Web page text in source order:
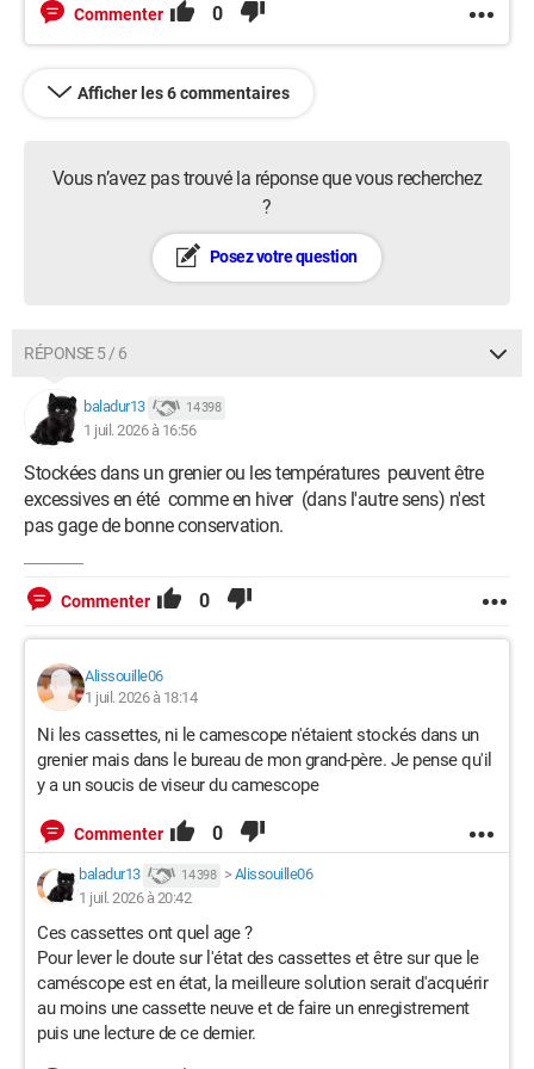
Commenter 0
Afficher les 6 commentaires
Vous n’avez pas trouvé la réponse que vous recherchez
?
Posez votre question
RÉPONSE 5 / 6
baladur13 14 398
1 juil. 2026 à 16:56
Stockées dans un grenier ou les températures peuvent être
excessives en été comme en hiver (dans l'autre sens) n'est
pas gage de bonne conservation.
Commenter 0
Alissouille06
1 juil. 2026 à 18:14
Ni les cassettes, ni le camescope n'étaient stockés dans un
grenier mais dans le bureau de mon grand-père. Je pense qu'il
y a un soucis de viseur du camescope
Commenter 0
baladur13 14 398 > Alissouille06
1 juil. 2026 à 20:42
Ces cassettes ont quel age ?
Pour lever le doute sur l'état des cassettes et être sur que le
caméscope est en état, la meilleure solution serait d'acquérir
au moins une cassette neuve et de faire un enregistrement
puis une lecture de ce dernier.